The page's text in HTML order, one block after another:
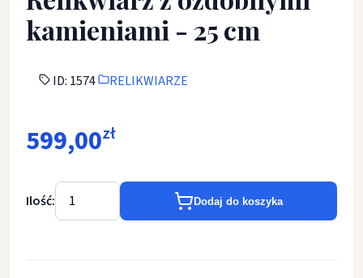
kamieniami - 25 cm
ID: 1574 RELIKWIARZE
599,00zł
Ilość: Dodaj do koszyka